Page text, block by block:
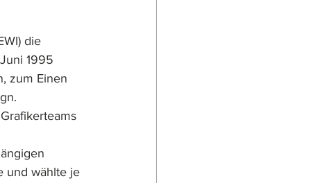
die
1995
zum Einen
und wählte je